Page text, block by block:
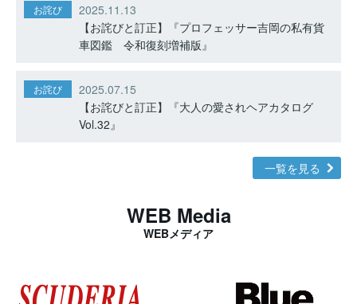
お詫び
2025.11.13
【お詫びと訂正】『プロフェッサー吉岡の私有貨
車図鑑 令和復刻増補版』
お詫び
2025.07.15
【お詫びと訂正】『大人の愛されヘアカタログ
Vol.32』
一覧を見る
WEB Media
WEBメディア